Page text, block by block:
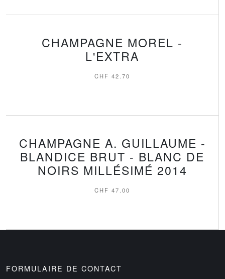
CHAMPAGNE MOREL -
L'EXTRA
CHF 42.70
CHAMPAGNE A. GUILLAUME -
BLANDICE BRUT - BLANC DE
NOIRS MILLÉSIMÉ 2014
CHF 47.00
FORMULAIRE DE CONTACT